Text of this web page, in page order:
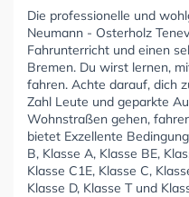
Die professionelle und
Neumann - Osterholz
Fahrunterricht und einen
Bremen. Du wirst lernen,
fahren. Achte darauf, dich
Zahl Leute und geparkte
Wohnstraßen gehen,
bietet Exzellente
B, Klasse A, Klasse BE,
Klasse C1E, Klasse C,
Klasse D, Klasse T und